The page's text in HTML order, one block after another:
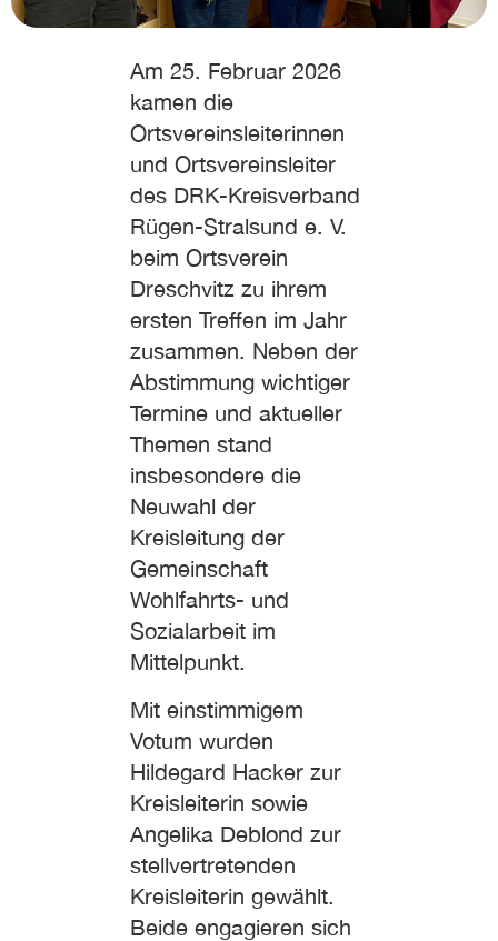
Am 25. Februar 2026
kamen die
Ortsvereinsleiterinnen
und Ortsvereinsleiter
des DRK-Kreisverband
Rügen-Stralsund e. V.
beim Ortsverein
Dreschvitz zu ihrem
ersten Treffen im Jahr
zusammen. Neben der
Abstimmung wichtiger
Termine und aktueller
Themen stand
insbesondere die
Neuwahl der
Kreisleitung der
Gemeinschaft
Wohlfahrts- und
Sozialarbeit im
Mittelpunkt.
Mit einstimmigem
Votum wurden
Hildegard Hacker zur
Kreisleiterin sowie
Angelika Deblond zur
stellvertretenden
Kreisleiterin gewählt.
Beide engagieren sich